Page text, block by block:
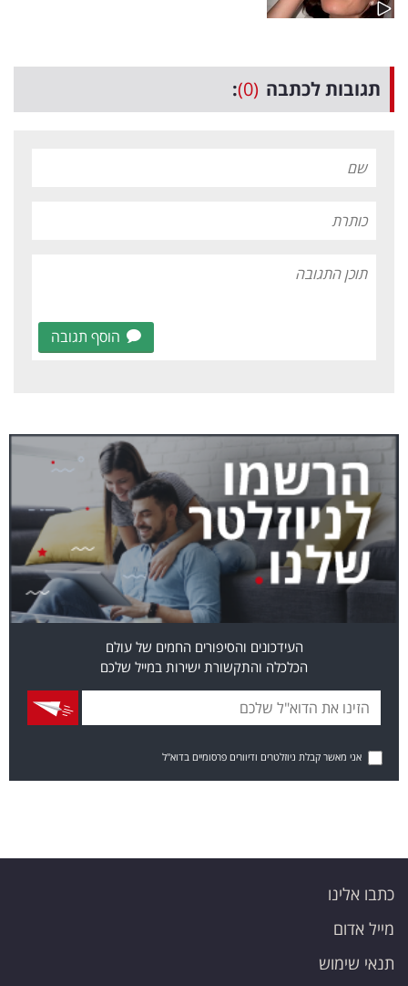
תגובות לכתבה (0)
:
הוסף תגובה
העידכונים והסיפורים החמים של עולם
הכלכלה והתקשורת ישירות במייל שלכם
אני מאשר קבלת ניוזלטרים ודיוורים פרסומיים בדוא"ל
כתבו אלינו
מייל אדום
תנאי שימוש